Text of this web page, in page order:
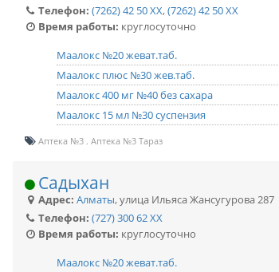
Телефон: (7262) 42 50 XX,(7262) 42 50 XX
Время работы: круглосуточно
Маалокс №20 жеват.таб.
Маалокс плюс №30 жев.таб.
Маалокс 400 мг №40 без сахара
Маалокс 15 мл №30 суспензия
Аптека №3 Аптека №3 Тараз
Садыхан
Адрес: Алматы,улица Ильяса Жансугурова 287
Телефон: (727) 300 62 XX
Время работы: круглосуточно
Маалокс №20 жеват.таб.